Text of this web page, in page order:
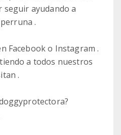
seguir ayudando a
.
Facebook o Instagram .
a todos nuestros
.